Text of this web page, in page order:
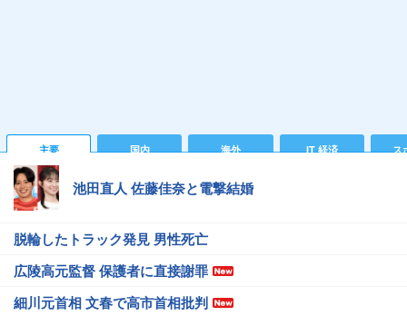
主要 国内 海外 IT 経済 ス
池田直人 佐藤佳奈と電撃結婚
脱輪したトラック発見 男性死亡
広陵高元監督 保護者に直接謝罪
細川元首相 文春で高市首相批判